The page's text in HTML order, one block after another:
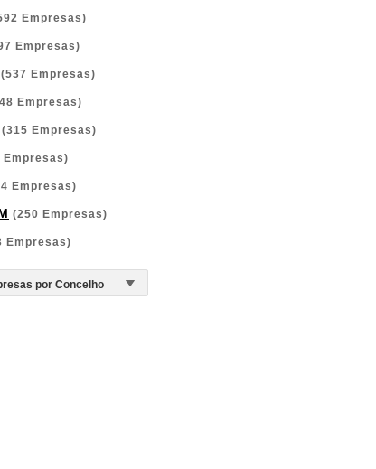
Empresas)
Empresas)
(537 Empresas)
Empresas)
(315 Empresas)
Empresas)
Empresas)
(250 Empresas)
Empresas)